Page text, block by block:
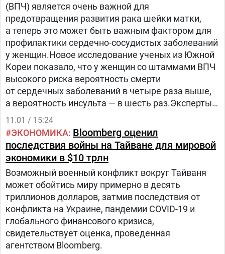
(ВПЧ) является очень важной для
предотвращения развития рака шейки матки,
а теперь это может быть важным фактором для
профилактики сердечно-сосудистых заболеваний
у женщин.Новое исследование ученых из Южной
Кореи показало, что у женщин со штаммами ВПЧ
высокого риска вероятность смерти
от сердечных заболеваний в четыре раза выше,
а вероятность инсульта — в шесть раз.Эксперты
обнаружили связь между 13 различными типами
ВПЧ, которые отвечают за 70% случаев рака
шейки матки, с сердечно-сосудистыми
заболеваниями.Согласно результатам, ВПЧ
провоцирует воспаление в кровеносных сосудах
и способствует блокированию и повреждению
артерий.ВПЧ — это группа вирусов, которые
воздействуют на эпителиальные ткани.
Существует более 100 видов ВПЧ, некоторые
из которых могут приводить к развитию рака
(например, рака шейки матки, пениса, анального
канала и других видов рака).
11.01 / 15:24
ЭКОНОМИКА Bloomberg оценил
последствия войны на Тайване для мировой
экономики в $10 трлн
Возможный военный конфликт вокруг Тайваня
может обойтись миру примерно в десять
триллионов долларов, затмив последствия от
конфликта на Украине, пандемии COVID-19 и
глобального финансового кризиса,
свидетельствует оценка, проведенная
агентством Bloomberg.